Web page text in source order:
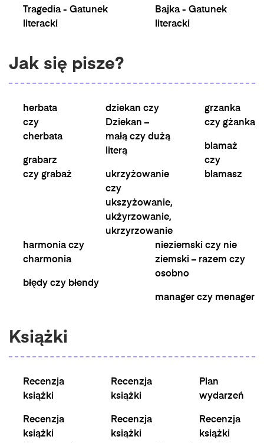
Tragedia - Gatunek
literacki
Bajka - Gatunek
literacki
Jak się pisze?
herbata
czy
cherbata
grabarz
czy grabaż
dziekan czy
Dziekan –
małą czy dużą
literą
ukrzyżowanie
czy
ukszyżowanie,
ukżyrzowanie,
ukrzyrzowanie
grzanka
czy gżanka
blamaż
czy
blamasz
harmonia czy
charmonia
błędy czy błendy
nieziemski czy nie
ziemski – razem czy
osobno
manager czy menager
Książki
Recenzja
książki
Recenzja
książki
Recenzja
książki
Recenzja
książki
Plan
wydarzeń
Recenzja
książki